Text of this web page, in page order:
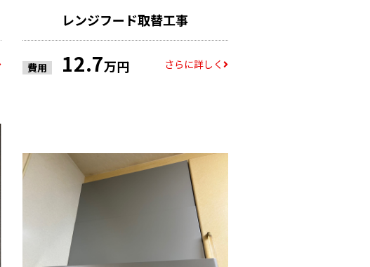
レンジフード取替工事
費用 12.7万円 さらに詳しく